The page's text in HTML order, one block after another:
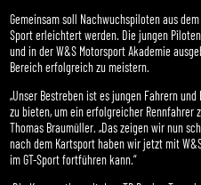
Gemeinsam soll Nachwuchspiloten aus
Sport erleichtert werden. Die jungen
und in der W&S Motorsport Akademie
Bereich erfolgreich zu meistern.
„Unser Bestreben ist es jungen Fahrern
zu bieten, um ein erfolgreicher Rennfahrer
Thomas Braumüller. „Das zeigen wir nun
nach dem Kartsport haben wir jetzt mit
im GT-Sport fortführen kann.“